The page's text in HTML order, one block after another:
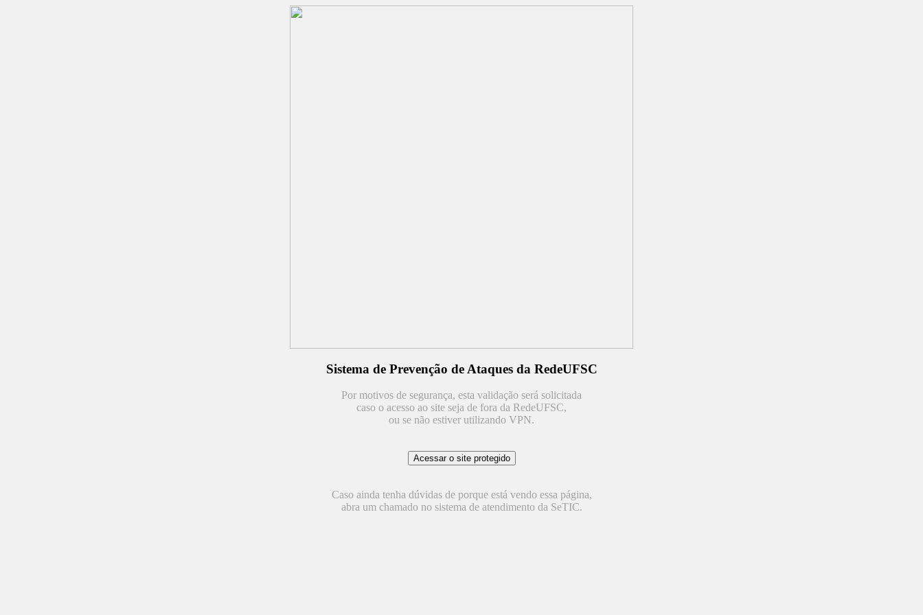
Sistema de Prevenção de Ataques da RedeUFSC
Por motivos de segurança, esta validação será solicitada
caso o acesso ao site seja de fora da RedeUFSC,
ou se não estiver utilizando VPN.
Caso ainda tenha dúvidas de porque está vendo essa página,
abra um chamado no sistema de atendimento da SeTIC.